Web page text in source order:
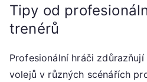
Tipy od
trenérů
Profesionální hráči
volejů v různých scénářích